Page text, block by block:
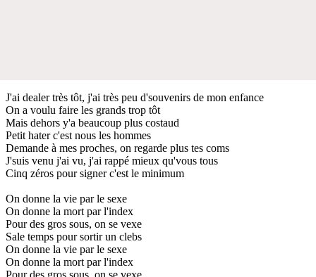
J'ai dealer très tôt, j'ai très peu d'souvenirs de mon enfance
On a voulu faire les grands trop tôt
Mais dehors y'a beaucoup plus costaud
Petit hater c'est nous les hommes
Demande à mes proches, on regarde plus tes coms
J'suis venu j'ai vu, j'ai rappé mieux qu'vous tous
Cinq zéros pour signer c'est le minimum
On donne la vie par le sexe
On donne la mort par l'index
Pour des gros sous, on se vexe
Sale temps pour sortir un clebs
On donne la vie par le sexe
On donne la mort par l'index
Pour des gros sous, on se vexe